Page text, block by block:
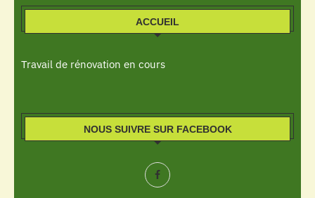
ACCUEIL
Travail de rénovation en cours
NOUS SUIVRE SUR FACEBOOK